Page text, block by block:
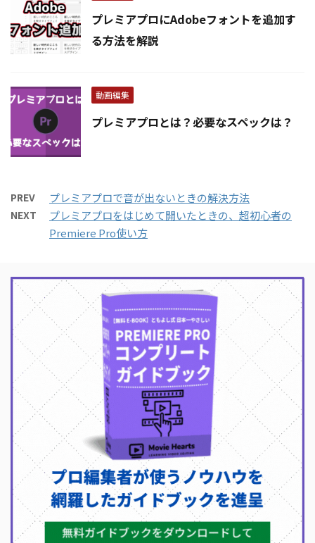
プレミアプロにAdobeフォントを追加す
る方法を解説
動画編集
プレミアプロとは？必要なスペックは？
PREV プレミアプロで音が出ないときの解決方法
NEXT
プレミアプロをはじめて開いたときの、超初心者の
Premiere Pro使い方